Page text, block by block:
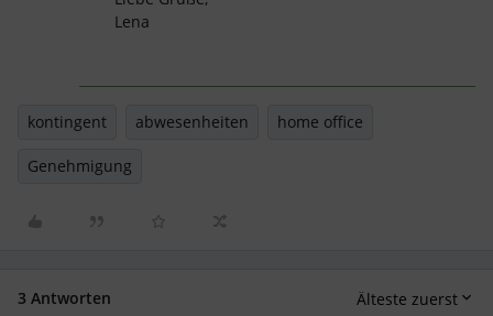
Lena
kontingent abwesenheiten home office
Genehmigung
3 Antworten Älteste zuerst